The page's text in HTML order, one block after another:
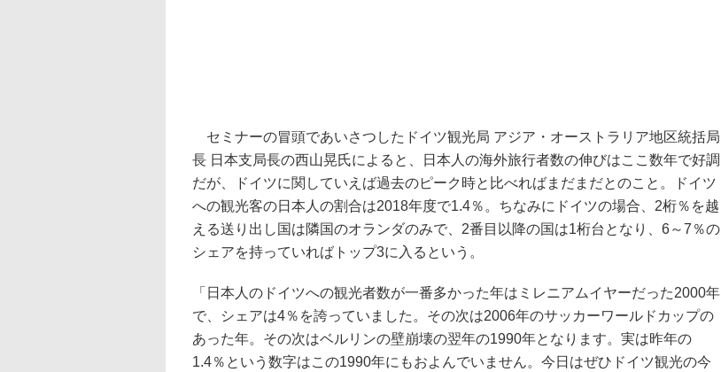
セミナーの冒頭であいさつしたドイツ観光局 アジア・オーストラリア地区統括局
長 日本支局長の西山晃氏によると、日本人の海外旅行者数の伸びはここ数年で好調
だが、ドイツに関していえば過去のピーク時と比べればまだまだとのこと。ドイツ
への観光客の日本人の割合は2018年度で1.4％。ちなみにドイツの場合、2桁％を越
える送り出し国は隣国のオランダのみで、2番目以降の国は1桁台となり、6～7％の
シェアを持っていればトップ3に入るという。
「日本人のドイツへの観光者数が一番多かった年はミレニアムイヤーだった2000年
で、シェアは4％を誇っていました。その次は2006年のサッカーワールドカップの
あった年。その次はベルリンの壁崩壊の翌年の1990年となります。実は昨年の
1.4％という数字はこの1990年にもおよんでいません。今日はぜひドイツ観光の今